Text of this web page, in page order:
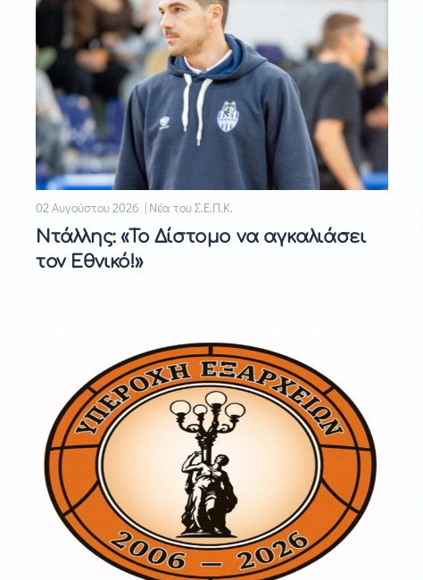
02 Αυγούστου 2026 | Νέα του Σ.Ε.Π.Κ.
Ντάλλης: «Το Δίστομο να αγκαλιάσει
τον Εθνικό!»